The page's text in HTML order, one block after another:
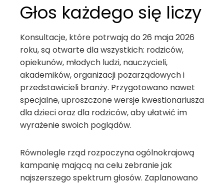
Głos każdego się liczy
Konsultacje, które potrwają do 26 maja 2026
roku, są otwarte dla wszystkich: rodziców,
opiekunów, młodych ludzi, nauczycieli,
akademików, organizacji pozarządowych i
przedstawicieli branży. Przygotowano nawet
specjalne, uproszczone wersje kwestionariusza
dla dzieci oraz dla rodziców, aby ułatwić im
wyrażenie swoich poglądów.
Równolegle rząd rozpoczyna ogólnokrajową
kampanię mającą na celu zebranie jak
najszerszego spektrum głosów. Zaplanowano